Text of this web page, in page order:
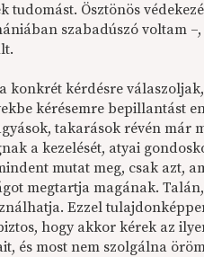
tudomást. Ösztönös
szabadúszó voltam
konkrét kérdésre
kérésemre bepillantást
takarások révén
a kezelését, atyai
mutat meg, csak azt,
megtartja magának.
Ezzel
hogy akkor kérek az
és most nem szolgálna